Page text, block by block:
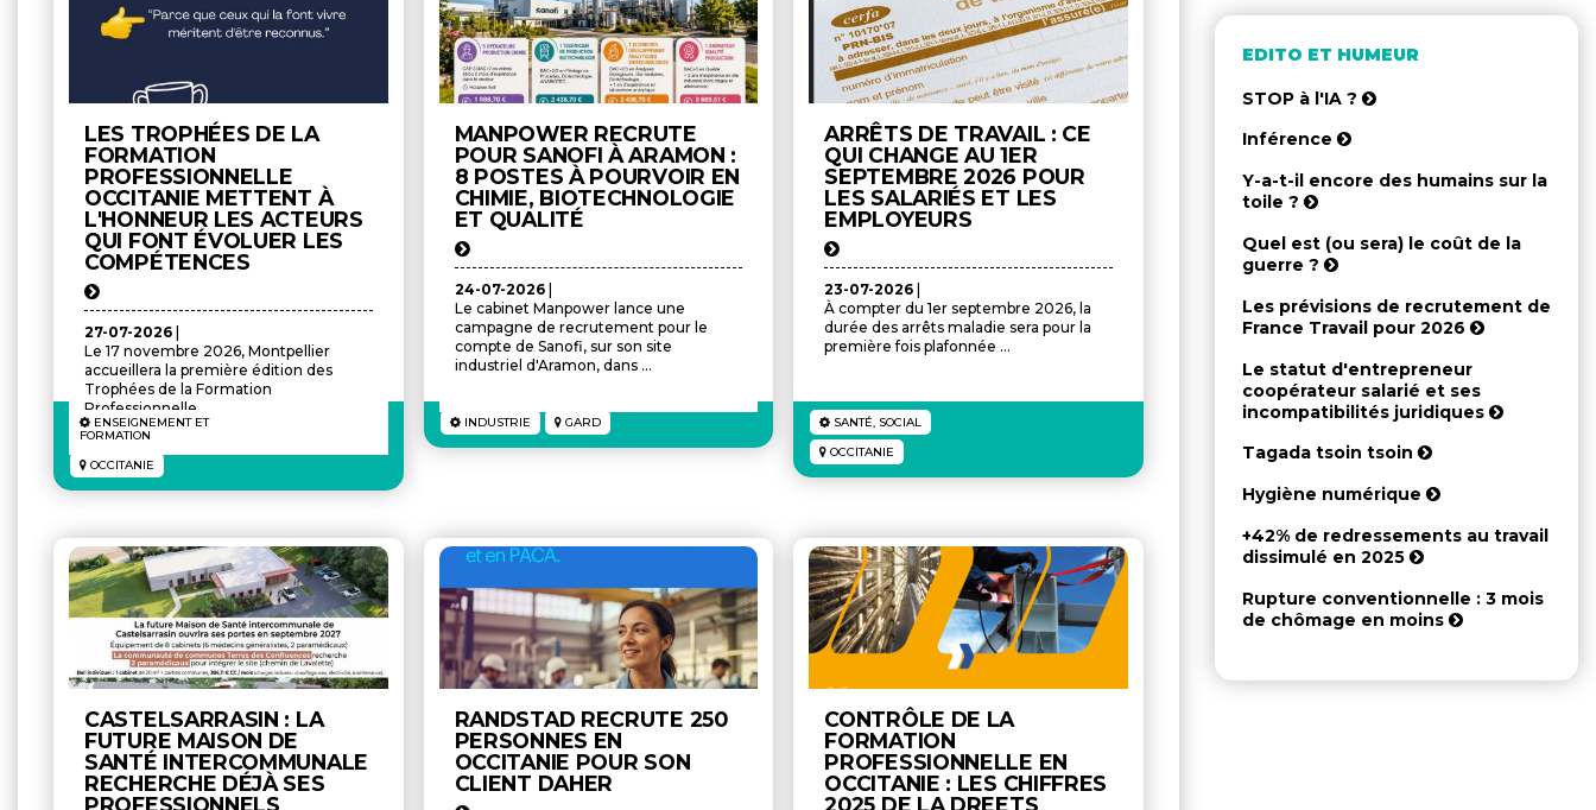
LES TROPHÉES DE LA
FORMATION
PROFESSIONNELLE
OCCITANIE METTENT À
L'HONNEUR LES ACTEURS
QUI FONT ÉVOLUER LES
COMPÉTENCES
27-07-2026
Le 17 novembre 2026, Montpellier
accueillera la première édition des
Trophées de la Formation
Professionnelle ...
ENSEIGNEMENT ET
FORMATION
OCCITANIE
MANPOWER RECRUTE
POUR SANOFI À ARAMON :
8 POSTES À POURVOIR EN
CHIMIE, BIOTECHNOLOGIE
ET QUALITÉ
24-07-2026
Le cabinet Manpower lance une
campagne de recrutement pour le
compte de Sanofi, sur son site
industriel d'Aramon, dans ...
INDUSTRIE GARD
ARRÊTS DE TRAVAIL : CE
QUI CHANGE AU 1ER
SEPTEMBRE 2026 POUR
LES SALARIÉS ET LES
EMPLOYEURS
23-07-2026
À compter du 1er septembre 2026, la
durée des arrêts maladie sera pour la
première fois plafonnée ...
SANTÉ, SOCIAL
OCCITANIE
CASTELSARRASIN : LA
FUTURE MAISON DE
SANTÉ INTERCOMMUNALE
RECHERCHE DÉJÀ SES
PROFESSIONNELS
RANDSTAD RECRUTE 250
PERSONNES EN
OCCITANIE POUR SON
CLIENT DAHER
CONTRÔLE DE LA
FORMATION
PROFESSIONNELLE EN
OCCITANIE : LES CHIFFRES
2025 DE LA DREETS
EDITO ET HUMEUR
STOP à l'IA ?
Inférence
Y-a-t-il encore des humains sur la
toile ?
Quel est (ou sera) le coût de la
guerre ?
Les prévisions de recrutement de
France Travail pour 2026
Le statut d'entrepreneur
coopérateur salarié et ses
incompatibilités juridiques
Tagada tsoin tsoin
Hygiène numérique
+42% de redressements au travail
dissimulé en 2025
Rupture conventionnelle : 3 mois
de chômage en moins